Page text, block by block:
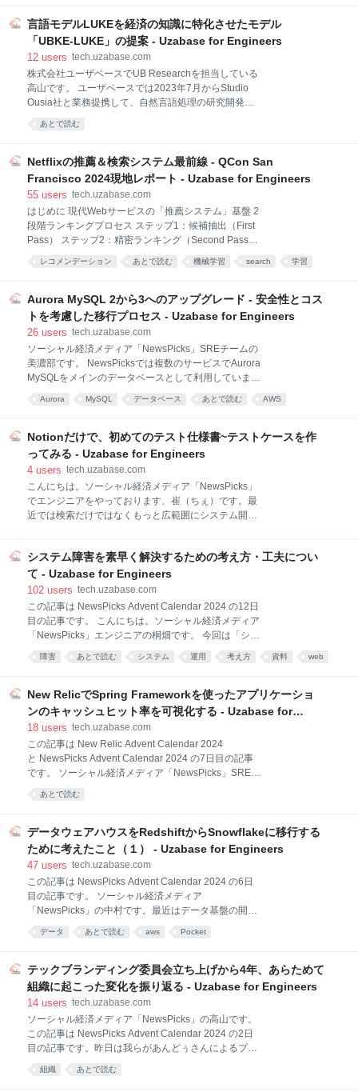
み、
話ししたいと思います。去年のSearch Engineering
Tech Talk 2024 Springにて発表した内容をもとにして
おります。当時の発表は10分弱のLT枠で発表資料とし
な内容を記事にまとめたいと思いました。 もしご興味
ありましたら、ぜひ当時の発表資料も一緒にご確認い
ただけると幸いです。 tech.uzabase.com 下記の記事
から勉強会の裏話もご覧いただけます！
言語モデルLUKEを経済の知識に特化させたモデル
「UBKE-LUKE」の提案 - Uzabase for Engineers
12 users tech.uzabase.com
株式会社ユーザベースでUB Researchを担当している
高山です。 ユーザベースでは2023年7月からStudio
Ousia社と業務提携して、自然言語処理の研究開発に
取り組んでいます。今回はその取り組みの一つとして
作った言語モデルについて書いていきます。 概要 経済
業」という情報を扱うことが非常に多くあります。 今
回は、ユーザベースの保有する経済情報のデータを学
習に利用し、企業エンティティに特化したエンコーダ
based on LUKE (UBKE-LUKE) を作成しました。 こち
らはStudio Ousia社が開発している知識強化言語モデ
ルLUKEをベースに共同で開発してきた成果となりま
す。 課題の背景 まず、UBKE-LUKE開発の動機となっ
あとで読む
Netflixの推薦＆検索システム最前線 - QCon San
Francisco 2024現地レポート - Uzabase for Engineers
55 users tech.uzabase.com
はじめに 現代Webサービスの「推薦システム」基盤 2
段階ランキングプロセス ステップ1：候補抽出（First
Pass） ステップ2：精密ランキング（Second Pass）
モデル評価とA/Bテストサイクル Use Case 1：Netflix
のリアルタイム「予測検索」 リアルタイム推薦のイン
るモデル「UniCoRn」 UniCoRnのポイント 共通モデ
ル化までのプロセス 検索と推薦の比較 統一モデルの実
現方法 全体のアーキテクチャ 1. 入力 2. 処理 3. 出力 ま
(Media Experience Unit)でエンジニアをしております
小林です！ 2024年11月、世界の最先端エンジニアが
集うカンファレンス QCon San Francisco 2024 に参加
レコメンデーション あとで読む 機械学習 search 学習
Aurora MySQL 2から3へのアップグレード - 安全性とコス
トを考慮した移行プロセス - Uzabase for Engineers
26 users tech.uzabase.com
ソーシャル経済メディア「NewsPicks」SREチームの
美濃部です。 NewsPicksでは複数のサービスでAurora
MySQLをメインのデータベースとして利用していま
す。これまでAurora MySQL 2（MySQL 5.7互換）を使
用してきましたが、2024年2月から順次クラスタのア
タをAurora MySQL 3（MySQL 8.0互換）へのアップグ
レードを完了しました。この記事ではそのアップグレ
ードプロセスについて解説します。 アップグレードの
MySQL 2のサポートが2024年10月31日で終了し、以
降発生する延長サポート料金です。1vCPUあたり1年
で 1,050USD ≒ 16万円 の延長サポート料金が発生し
る
Aurora MySQL データベース あとで読む AWS
Notionだけで、初めてのテスト仕様書~テストケースを作
ってみる - Uzabase for Engineers
4 users tech.uzabase.com
こんにちは。ソーシャル経済メディア「NewsPicks」
でエンジニアをやっております、崔（ちぇ）です。最
近では検索だけではなくもっと広範囲にシステム開発
話をしてみようと思います。 弊社は社内ツールとして
Notionを利用しており、最初から最後までNotionだけ
を使うという試みをしてみました。総合テストの設計
が初めての方はもちろん、Notionの活用事例が気にな
る方も読んでいただけると幸いです。 この記事は
NewsPicks Advent Calendar 2024の13日目の記事で
決するための考え方・工夫について」でしたので、ぜ
NewsPicksの動作を担保するテストケースを作る
システム障害を素早く解決するための考え方・工夫につい
て - Uzabase for Engineers
102 users tech.uzabase.com
この記事は NewsPicks Advent Calendar 2024 の12日
目の記事です。 こんにちは。ソーシャル経済メディア
「NewsPicks」エンジニアの桐畑です。 今回は「シス
テム障害を素早く解決するための考え方・工夫につい
て」というテーマでお伝えしたいと思います。
害の原因特定・解決までのステップ 1. 障害の状況確
認・再現 2. 原因特定 3. 解決方法の検討 素早く原因特
定・解決するための考え方・工夫 おわりに NewsPicks
開始して11年を迎えました。 サービス開始から11年
を経たコードやシステム構成は、その複雑性が一定以
上高まっています。一方で、ここ数年にわたりデリバ
リーの仕組みが改善され、1日に何度も修正がデプロ
障害 あとで読む システム 運用 考え方 資料 web
New RelicでSpring Frameworkを使ったアプリケーショ
ンのキャッシュヒット率を可視化する - Uzabase for
Engineers
18 users tech.uzabase.com
この記事は New Relic Advent Calendar 2024
と NewsPicks Advent Calendar 2024 の7日目の記事
です。 ソーシャル経済メディア「NewsPicks」SREチ
ームの飯野です。 NewsPicksではサービスの状態を可
視化するために New Relic APM（Application
るごとにNew Relicのダッシュボードを確認すること
でサービスの状態の把握や、安定性向上、パフォーマ
ンス改善のヒントを得ています。 今回はNew Relicの
化について話したいと思います。 キャッシュは重要
Spring Cache instrumentation メトリクスの内容を確
認する 個別の <cache-name> のキャッ
あとで読む
データウェアハウスをRedshiftからSnowflakeに移行する
ために考えたこと（１） - Uzabase for Engineers
47 users tech.uzabase.com
この記事は NewsPicks Advent Calendar 2024 の6日
目の記事です。 ソーシャル経済メディア
「NewsPicks」の中村です。最近はデータ基盤の開発
運用、データアナリストのサポート、LLM活用等をや
っています。 現在、NewsPicksではデータウェアハウ
Snowflakeへの移行を進めています。まだ移行作業の
途上ではありますが、完了の目処が立ったので、なぜ
データ基盤の移行を行なっているのか、どのように移
だったか等を紹介したいと思います。データ基盤を運
用している方、データウェアハウスの比較検討をされ
ている方などの参考になれば幸いです。 なぜデータウ
ェアハウスを移行するのか Redshiftのパフォーマンス
データ あとで読む aws Pocket
テックブランディング委員会立ち上げから4年、あらためて
組織に起こった変化を振り返る - Uzabase for Engineers
14 users tech.uzabase.com
ソーシャル経済メディア「NewsPicks」の高山です。
この記事は NewsPicks Advent Calendar 2024 の2日
目の記事です。昨日は我らがあんどぅさんによるプロ
ジェクトマネジメントのお話でした。 はじめに 2020
年頃から2024年までの4〜5年ほどかけて、社内でテッ
組織 あとで読む